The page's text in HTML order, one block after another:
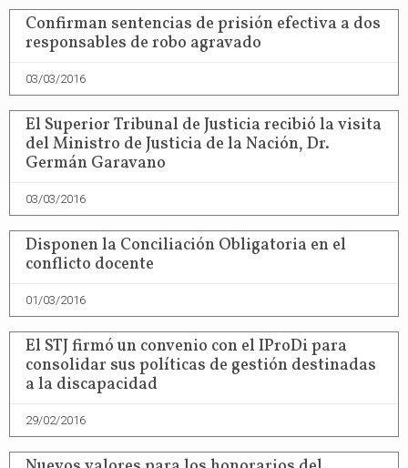
Confirman sentencias de prisión efectiva a dos
responsables de robo agravado
03/03/2016
El Superior Tribunal de Justicia recibió la visita
del Ministro de Justicia de la Nación, Dr.
Germán Garavano
03/03/2016
Disponen la Conciliación Obligatoria en el
conflicto docente
01/03/2016
El STJ firmó un convenio con el IProDi para
consolidar sus políticas de gestión destinadas
a la discapacidad
29/02/2016